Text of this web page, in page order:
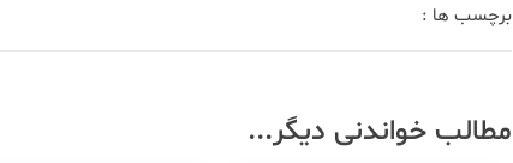
برچسب ها :
مطالب خواندنی دیگر...